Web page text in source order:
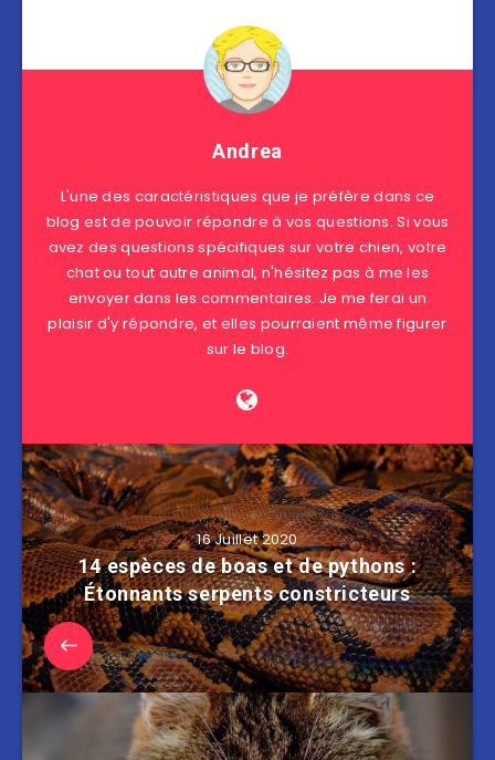
Andrea
L'une des caractéristiques que je préfère dans ce
blog est de pouvoir répondre à vos questions. Si vous
avez des questions spécifiques sur votre chien, votre
chat ou tout autre animal, n'hésitez pas à me les
envoyer dans les commentaires. Je me ferai un
plaisir d'y répondre, et elles pourraient même figurer
sur le blog.
16 Juillet 2020
14 espèces de boas et de pythons :
Étonnants serpents constricteurs